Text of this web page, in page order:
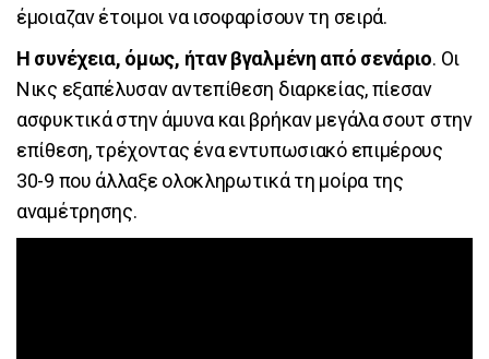
έμοιαζαν έτοιμοι να ισοφαρίσουν τη σειρά.
Η συνέχεια, όμως, ήταν βγαλμένη από σενάριο. Οι
Νικς εξαπέλυσαν αντεπίθεση διαρκείας, πίεσαν
ασφυκτικά στην άμυνα και βρήκαν μεγάλα σουτ στην
επίθεση, τρέχοντας ένα εντυπωσιακό επιμέρους
30-9 που άλλαξε ολοκληρωτικά τη μοίρα της
αναμέτρησης.